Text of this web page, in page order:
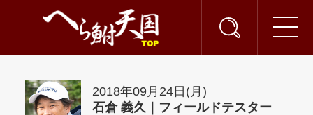
2018年09月24日(月)
石倉 義久｜フィールドテスター